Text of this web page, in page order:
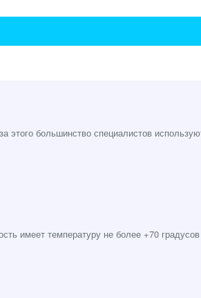
этого большинство специалистов
имеет температуру не более +70